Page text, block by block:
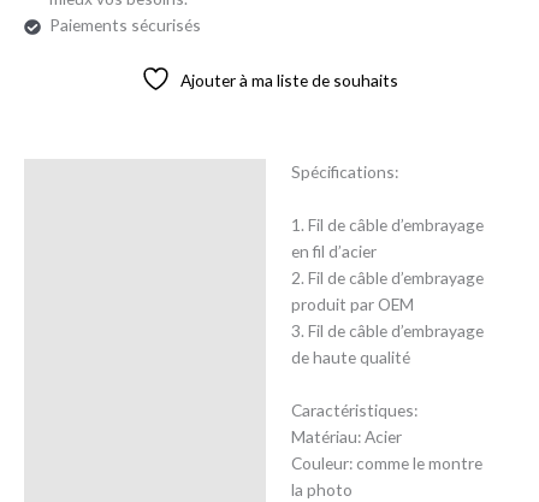
Paiements sécurisés
Ajouter à ma liste de souhaits
Spécifications:
1. Fil de câble d’embrayage
en fil d’acier
2. Fil de câble d’embrayage
produit par OEM
3. Fil de câble d’embrayage
de haute qualité
Caractéristiques:
Matériau: Acier
Couleur: comme le montre
la photo